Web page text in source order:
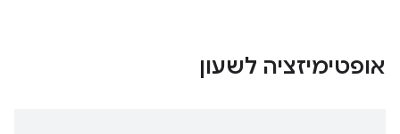
אופטימיזציה לשעון